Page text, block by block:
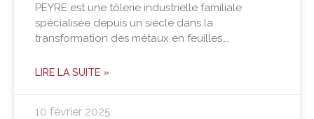
PEYRE est une tôlerie industrielle familiale
spécialisée depuis un siècle dans la
transformation des métaux en feuilles….
LIRE LA SUITE »
10 février 2025